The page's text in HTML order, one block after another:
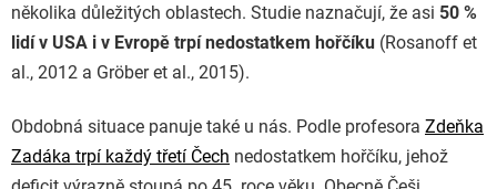
několika důležitých oblastech. Studie naznačují, že asi 50 %
lidí v USA i v Evropě trpí nedostatkem hořčíku (Rosanoff et
al., 2012 a Gröber et al., 2015).
Obdobná situace panuje také u nás. Podle profesora Zdeňka
Zadáka trpí každý třetí Čech nedostatkem hořčíku, jehož